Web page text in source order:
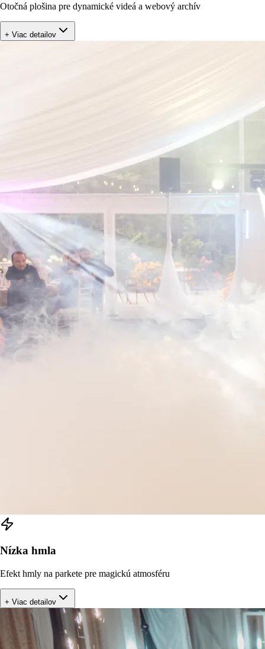
Otočná plošina pre dynamické videá a webový archív
+ Viac detailov
Nízka hmla
Efekt hmly na parkete pre magickú atmosféru
+ Viac detailov